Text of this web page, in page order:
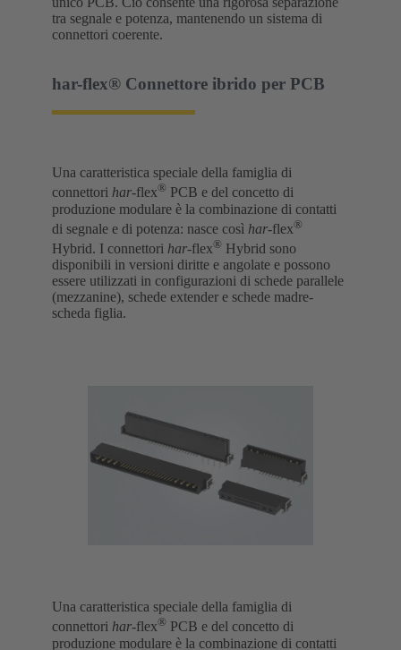
tra segnale e potenza, mantenendo un sistema di
connettori coerente.
har-flex® Connettore ibrido per PCB
Una caratteristica speciale della famiglia di
connettori har-flex® PCB e del concetto di
produzione modulare è la combinazione di contatti
di segnale e di potenza: nasce così har-flex®
Hybrid. I connettori har-flex® Hybrid sono
disponibili in versioni diritte e angolate e possono
essere utilizzati in configurazioni di schede parallele
(mezzanine), schede extender e schede madre-
scheda figlia.
Una caratteristica speciale della famiglia di
connettori har-flex® PCB e del concetto di
produzione modulare è la combinazione di contatti